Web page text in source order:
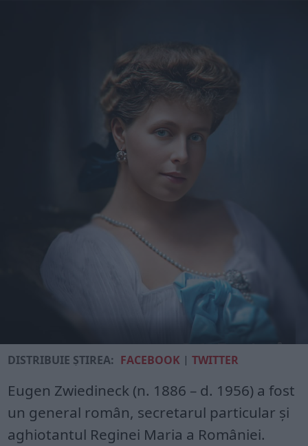
DISTRIBUIE ȘTIREA: FACEBOOK |TWITTER
Eugen Zwiedineck (n. 1886 – d. 1956) a fost
un general român, secretarul particular și
aghiotantul Reginei Maria a României.